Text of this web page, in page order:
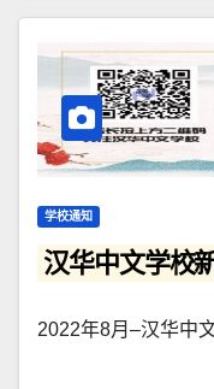
学校通知
汉华中文学校
2022年8月–汉华中